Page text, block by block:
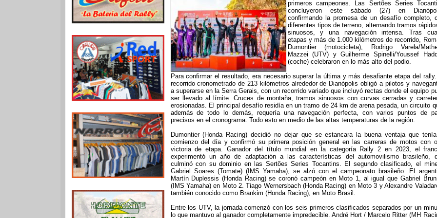
primeros campeones. Las Sertões Series
concluyeron este sábado (27) en
confirmando la promesa de un desafío completo,
diferentes tipos de terreno, alternando tramos
sinuosos, y una navegación intensa. Tras
etapas y más de 1.000 kilómetros de recorrido,
Dumontier (motocicleta), Rodrigo Varela/
Mazzei (UTV) y Guilherme Spinelli/Youssef
(coche) celebraron en lo más alto del podio.
Para confirmar el resultado, era necesario superar la última y más desafiante etapa del
recorrido cronometrado de 213 kilómetros alrededor de Dianópolis obligó a pilotos y
a superarse en la Serra Gerais, con un recorrido variado que incluyó rectas donde el equipo
ser llevado al límite. Cruces de montaña, tramos sinuosos con curvas cerradas y
erosionadas. El principal desafío residía en un tramo de 24 km de arena pesada, un circuito
además de todo lo demás, requería una navegación perfecta, con varios puntos de
precisos en el cronograma. Todo esto en medio de las altas temperaturas de la región.
Dumontier (Honda Racing) decidió no dejar que se estancara la buena ventaja que
comienzo del día y confirmó su primera posición general en las carreras de motos con
victoria de etapa. Ganador del título mundial en la categoría Rally 2 en 2023, el
experimentó un año de adaptación a las características del automovilismo brasileño,
culminó con su dominio en las Sertões Series Tocantins. El segundo clasificado, el
Gabriel Soares (Tomate) (IMS Yamaha), se alzó con el campeonato brasileño. El
Martín Duplessis (Honda Racing) se coronó campeón en Moto 1, al igual que Gabriel
(IMS Yamaha) en Moto 2. Tiago Wernersbach (Honda Racing) en Moto 3 y Alexandre
también conocido como Brankim (Honda Racing), en Moto Brasil.
Entre los UTV, la jornada comenzó con los seis primeros clasificados separados por un
lo que mantuvo al ganador completamente impredecible. André Hort / Marcelo Ritter (MH